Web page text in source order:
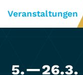
Veranstaltungen